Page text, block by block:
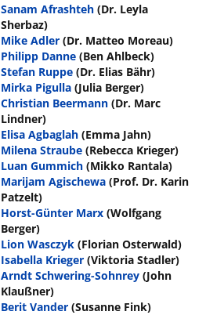
Sanam Afrashteh (Dr. Leyla
Sherbaz)
Mike Adler (Dr. Matteo Moreau)
Philipp Danne (Ben Ahlbeck)
Stefan Ruppe (Dr. Elias Bähr)
Mirka Pigulla (Julia Berger)
Christian Beermann (Dr. Marc
Lindner)
Elisa Agbaglah (Emma Jahn)
Milena Straube (Rebecca Krieger)
Luan Gummich (Mikko Rantala)
Marijam Agischewa (Prof. Dr. Karin
Patzelt)
Horst-Günter Marx (Wolfgang
Berger)
Lion Wasczyk (Florian Osterwald)
Isabella Krieger (Viktoria Stadler)
Arndt Schwering-Sohnrey (John
Klaußner)
Berit Vander (Susanne Fink)